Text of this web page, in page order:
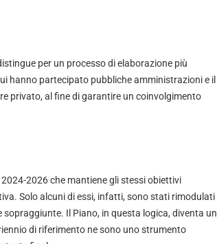
per un processo di elaborazione più
hanno partecipato pubbliche amministrazioni e il
privato, al fine di garantire un coinvolgimento
2026 che mantiene gli stessi obiettivi
Solo alcuni di essi, infatti, sono stati rimodulati
Il Piano, in questa logica, diventa un
di riferimento ne sono uno strumento